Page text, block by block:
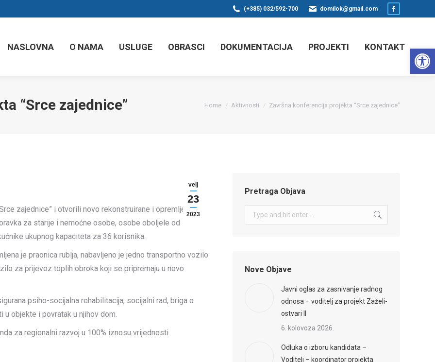
(+385) 032/592-700 domilok@gmail.com
Facebook
in
NASLOVNA O NAMA USLUGE OBRASCI DOKUMENTACIJA PROJEKTI KONTAKT
“Srce zajednice” You are here:
Home Aktivnosti Završna konferencija projekta “Srce zajednice”
velj
23
2023
zajednice” i otvorili novo rekonstruirane i opremljene
za starije i nemoćne osobe, osobe oboljele od
ukupnog kapaciteta za 36 korisnika.
je praonica rublja, nabavljeno je jedno transportno vozilo
za prijevoz toplih obroka koji se pripremaju u novo
psiho-socijalna rehabilitacija, socijalni rad, briga o
objekte i povratak u njihov dom.
za regionalni razvoj u 100% iznosu vrijednosti
Pretraga Objava
Search:
Nove Objave
Javni oglas za zasnivanje radnog
odnosa – voditelj za projekt Zaželi-
ostvari II
6. kolovoza 2026.
Odluka o izboru kandidata –
Voditelj – koordinator projekta